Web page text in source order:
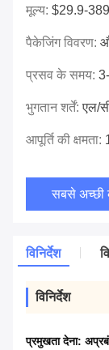
मूल्य: $29.9-389
पैकेजिंग विवरण:
प्रसव के समय:
भुगतान शर्तें:एल/
आपूर्ति की क्षमता:
सबसे अच्छी
विनिर्देश
विनिर्देश
प्रमुखता देना: